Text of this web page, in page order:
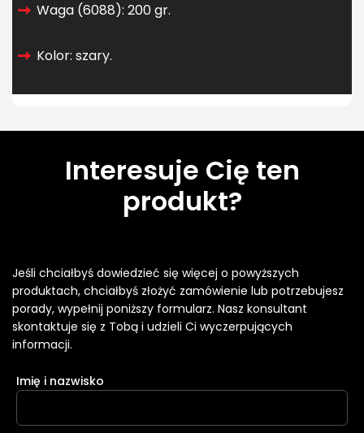
Waga (6088): 200 gr.
Kolor: szary.
Interesuje Cię ten
produkt?
Jeśli chciałbyś dowiedzieć się więcej o powyższych
produktach, chciałbyś złożyć zamówienie lub potrzebujesz
porady, wypełnij poniższy formularz. Nasz konsultant
skontaktuje się z Tobą i udzieli Ci wyczerpujących
informacji.
Imię i nazwisko